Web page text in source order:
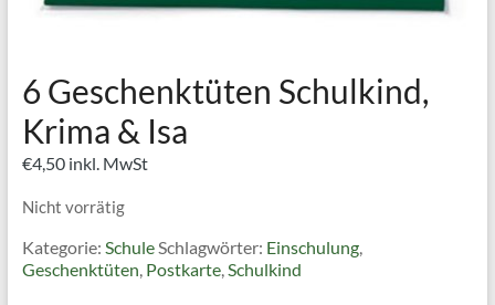
6 Geschenktüten Schulkind,
Krima & Isa
€4,50 inkl. MwSt
Nicht vorrätig
Kategorie: SchuleSchlagwörter: Einschulung,
Geschenktüten, Postkarte,Schulkind